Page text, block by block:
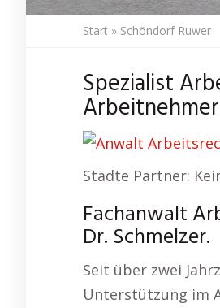
Start » Schöndorf Ruwer
Spezialist
Städte Partner:
Fachanwalt
Dr. Schmelzer.
Seit über zwei
Unterstützung im